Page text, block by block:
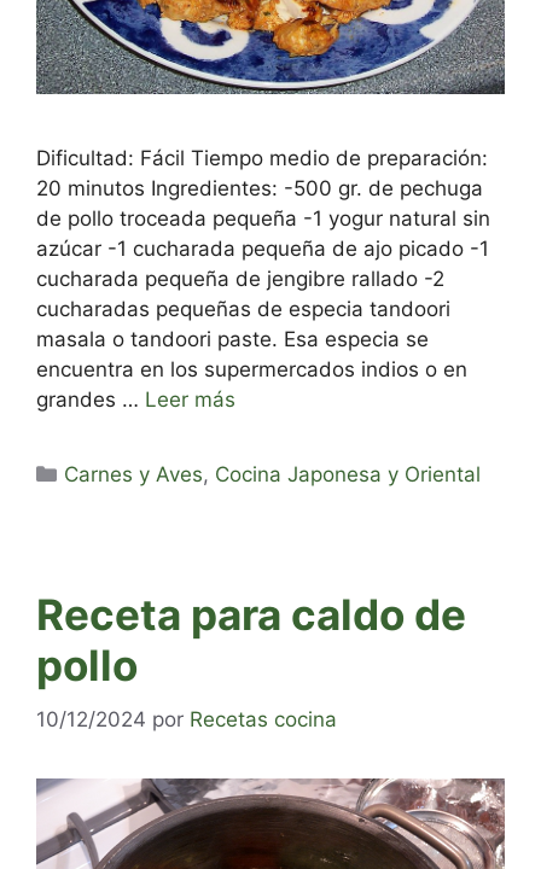
Dificultad: Fácil Tiempo medio de preparación:
20 minutos Ingredientes: -500 gr. de pechuga
de pollo troceada pequeña -1 yogur natural sin
azúcar -1 cucharada pequeña de ajo picado -1
cucharada pequeña de jengibre rallado -2
cucharadas pequeñas de especia tandoori
masala o tandoori paste. Esa especia se
encuentra en los supermercados indios o en
grandes … Leer más
Categorías
Carnes y Aves, Cocina Japonesa y Oriental
Receta para caldo de
pollo
10/12/2024 por Recetas cocina